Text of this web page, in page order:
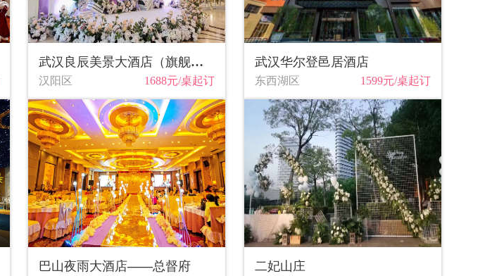
武汉良辰美景大酒店（旗舰店）
汉阳区 1688元/桌起订
武汉华尔登邑居酒店
东西湖区 1599元/桌起订
巴山夜雨大酒店——总督府 二妃山庄